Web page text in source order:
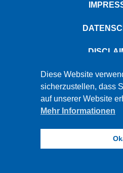
PBW ©
Diese Website
sicherzustellen, dass
auf unserer Website
Mehr Informationen